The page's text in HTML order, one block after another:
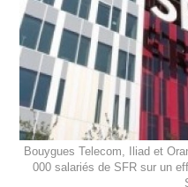
Bouygues Telecom, Iliad et
000 salariés de SFR sur un